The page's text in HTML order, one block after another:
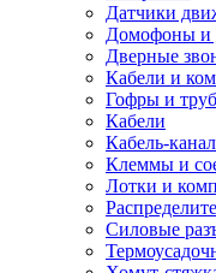
Датчики
Домофоны и
Дверные
Кабели и
Гофры и
Кабели
Кабель-
Клеммы и
Лотки и
Силовые